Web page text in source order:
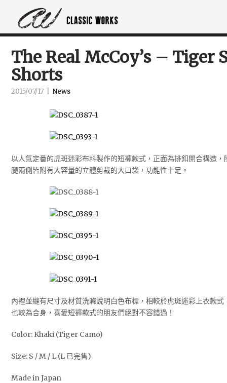
The Real McCoy’s – Tiger
Shorts
2015/07/17 News
以人氣定番的虎斑迷彩布料製作的短褲款式，正面為排釦開合構造
腿兩側皆附有大容量的立體剪裁的大口袋，功能性十足。
內裡並縫有尺寸及材質洗滌說明白色布標，相較於虎斑迷彩上衣款
也較為合身，喜愛短褲款式的朋友們絕對不容錯過！
Color: Khaki (Tiger Camo)
Size: S / M / L (L 已完售)
Made in Japan